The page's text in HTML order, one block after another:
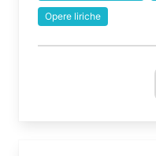
Opere liriche